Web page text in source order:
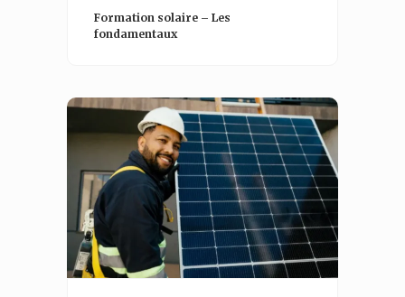
Formation solaire – Les
fondamentaux